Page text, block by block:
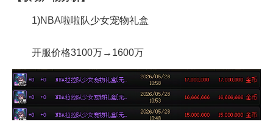
1)NBA啦啦队少女宠物礼盒
开服价格3100万→1600万